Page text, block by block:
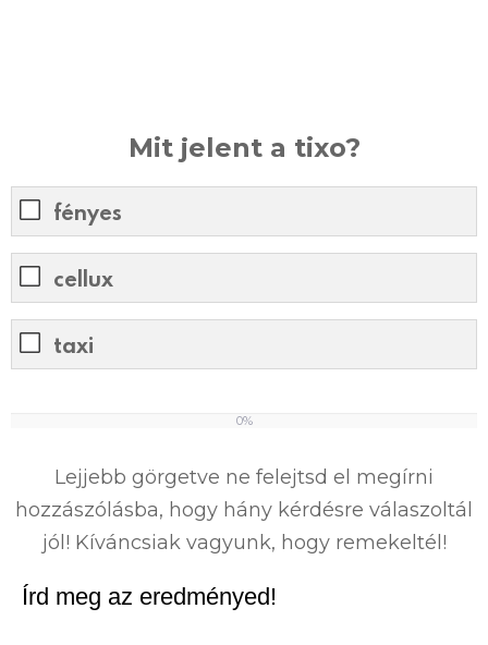
Mit jelent a tixo?
fényes
cellux
taxi
0%
Lejjebb görgetve ne felejtsd el megírni
hozzászólásba, hogy hány kérdésre válaszoltál
jól! Kíváncsiak vagyunk, hogy remekeltél!
Írd meg az eredményed!